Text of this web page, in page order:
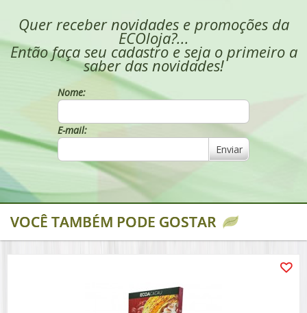
Quer receber novidades e promoções da
ECOloja?...
Então faça seu cadastro e seja o primeiro a
saber das novidades!
Nome:
E-mail:
Enviar
VOCÊ TAMBÉM PODE GOSTAR